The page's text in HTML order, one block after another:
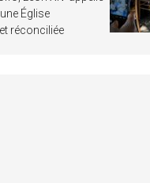
Église
réconciliée